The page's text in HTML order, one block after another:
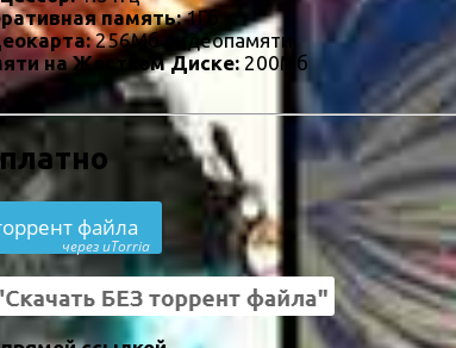
память:1Гб
256Мб видеопамяти
на Жестком Диске: 200Мб
файла
через uTorria